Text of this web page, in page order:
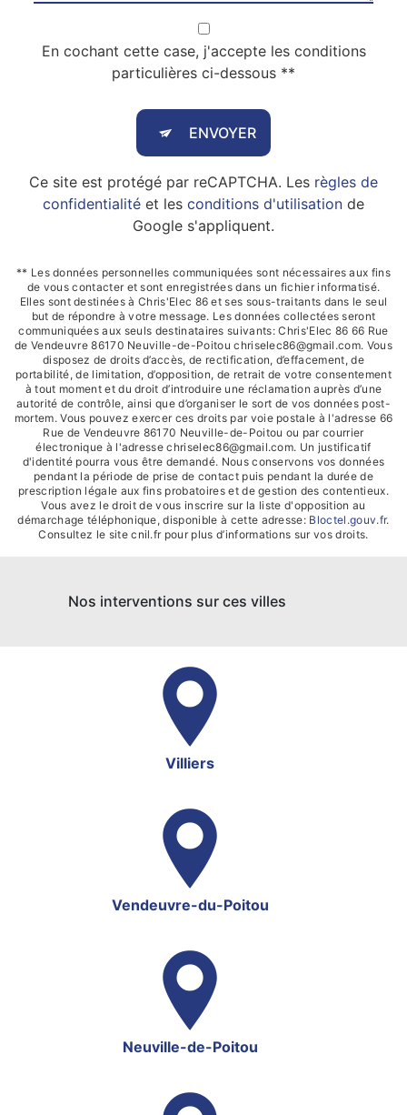
En cochant cette case, j'accepte les conditions
particulières ci-dessous **
ENVOYER
Ce site est protégé par reCAPTCHA. Les règles de
confidentialité et les conditions d'utilisation de
Google s'appliquent.
** Les données personnelles communiquées sont nécessaires aux fins
de vous contacter et sont enregistrées dans un fichier informatisé.
Elles sont destinées à Chris'Elec 86 et ses sous-traitants dans le seul
but de répondre à votre message. Les données collectées seront
communiquées aux seuls destinataires suivants: Chris'Elec 86 66 Rue
de Vendeuvre 86170 Neuville-de-Poitou chriselec86@gmail.com. Vous
disposez de droits d’accès, de rectification, d’effacement, de
portabilité, de limitation, d’opposition, de retrait de votre consentement
à tout moment et du droit d’introduire une réclamation auprès d’une
autorité de contrôle, ainsi que d’organiser le sort de vos données post-
mortem. Vous pouvez exercer ces droits par voie postale à l'adresse 66
Rue de Vendeuvre 86170 Neuville-de-Poitou ou par courrier
électronique à l'adresse chriselec86@gmail.com. Un justificatif
d'identité pourra vous être demandé. Nous conservons vos données
pendant la période de prise de contact puis pendant la durée de
prescription légale aux fins probatoires et de gestion des contentieux.
Vous avez le droit de vous inscrire sur la liste d'opposition au
démarchage téléphonique, disponible à cette adresse: Bloctel.gouv.fr.
Consultez le site cnil.fr pour plus d’informations sur vos droits.
Nos interventions sur ces villes
Villiers
Vendeuvre-du-Poitou
Neuville-de-Poitou